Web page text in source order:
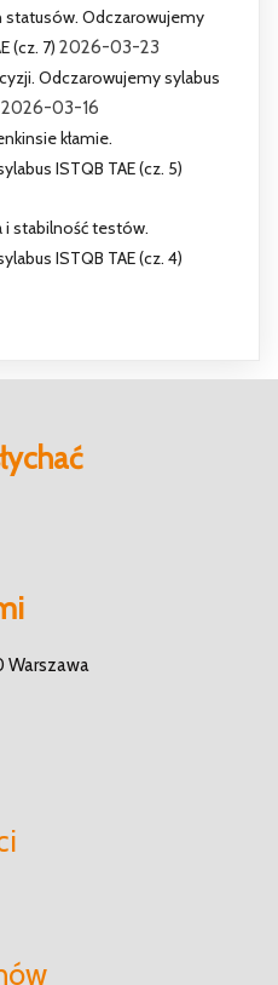
statusów. Odczarowujemy
(cz. 7) 2026-03-23
Odczarowujemy sylabus
2026-03-16
kłamie.
ISTQB TAE (cz. 5)
i stabilność testów.
ISTQB TAE (cz. 4)
Warszawa